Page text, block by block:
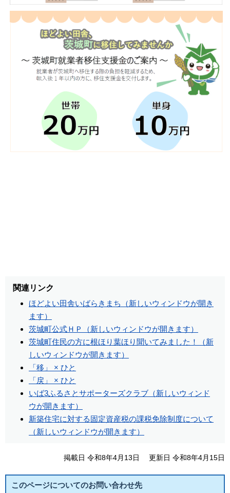
関連リンク
ほどよい田舎いばらきまち（新しいウィンドウが開き
ます）
茨城町公式ＨＰ（新しいウィンドウが開きます）
茨城町住民の方に根ほり葉ほり聞いてみました！（新
しいウィンドウが開きます）
「移」 × ひと
「戻」 × ひと
いば3ふるさとサポーターズクラブ（新しいウィンド
ウが開きます）
新築住宅に対する固定資産税の課税免除制度について
（新しいウィンドウが開きます）
掲載日 令和8年4月13日 更新日 令和8年4月15日
このページについてのお問い合わせ先